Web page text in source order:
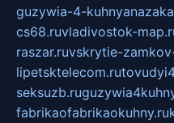
guzywia-4-
cs68.ruvladivostok-
raszar.ruvskrytie-
lipetsktelecom.ru
seksuzb.ru
fabrikaofabrikaokuhny.ru